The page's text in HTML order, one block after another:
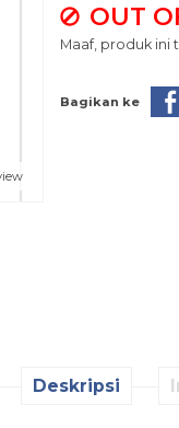
OUT
Maaf, produk ini
Bagikan ke
Deskripsi